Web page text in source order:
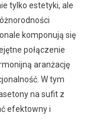
tylko estetyki, ale
komponują się
połączenie
aranżację
W tym
na sufit z
efektowny i